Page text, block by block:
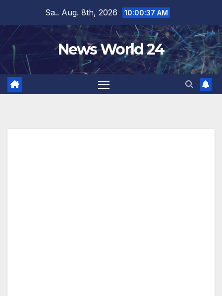
springen
Sa.. Aug. 8th, 2026 10:00:37 AM
News World 24